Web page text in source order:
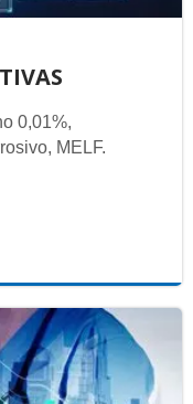
0,01%,
MELF.